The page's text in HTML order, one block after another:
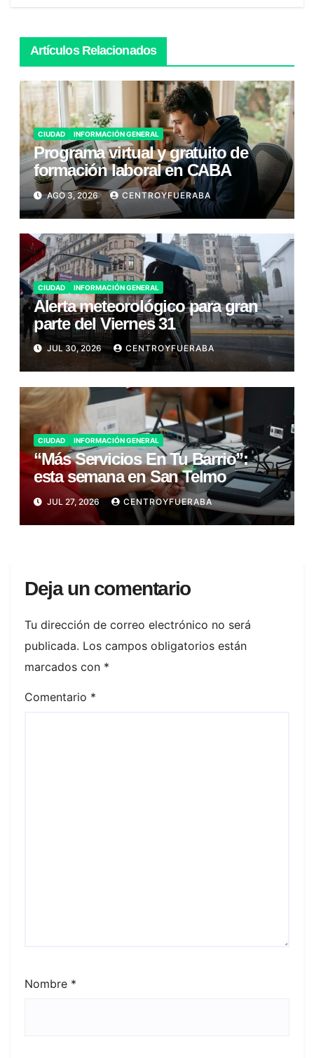
Artículos Relacionados
CIUDAD INFORMACIÓN GENERAL
Programa virtual y gratuito de
formación laboral en CABA
AGO 3, 2026 CENTROYFUERABA
CIUDAD INFORMACIÓN GENERAL
Alerta meteorológico para gran
parte del Viernes 31
JUL 30, 2026 CENTROYFUERABA
CIUDAD INFORMACIÓN GENERAL
“Más Servicios En Tu Barrio”:
esta semana en San Telmo
JUL 27, 2026 CENTROYFUERABA
Deja un comentario
Tu dirección de correo electrónico no será
publicada. Los campos obligatorios están
marcados con *
Comentario *
Nombre *